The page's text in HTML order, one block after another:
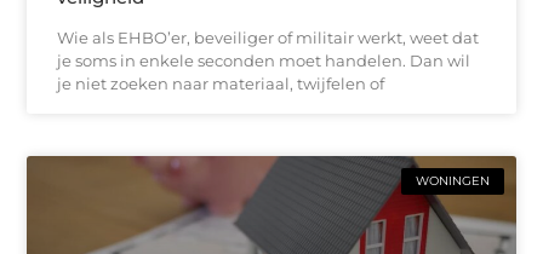
Wie als EHBO’er, beveiliger of militair werkt, weet dat
je soms in enkele seconden moet handelen. Dan wil
je niet zoeken naar materiaal, twijfelen of
WONINGEN